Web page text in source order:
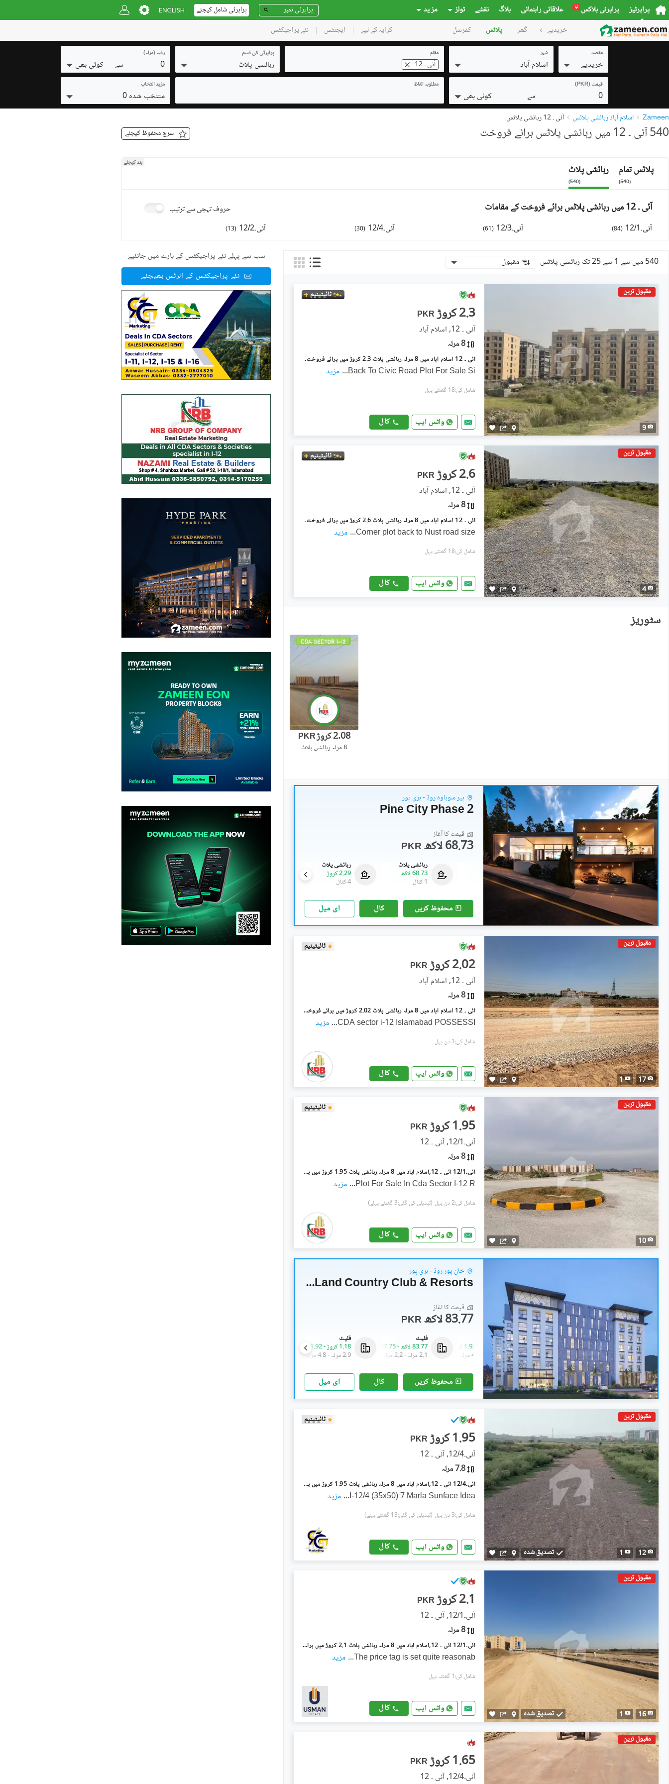
پراپرٹیز پراپرٹی بلاکس نیا علاقائی راہنمائی بلاگ نقشے ٹولز مز ید پراپرٹی شامل کیجئے
خریدیے گھر پلاٹس کمرشل کرایہ کے لیے ایجنٹس نئے پراجیکٹس
مقصد
خریدیے
شہر
اسلام آباد
مقام
آئی ۔ 12
پراپرٹی کی قسم
رہائشی پلاٹ
رقبہ (مرلہ)
0 سے کوئی بھی
قیمت (PKR)
0 سے کوئی بھی
مطلوبہ الفاظ مزید انتخاب
منتخب شدہ 0
Zameen اسلام آباد رہائشی پلاٹس آئی ۔ 12 رہائشی پلاٹس
540 آئی ۔ 12 میں رہائشی پلاٹس برائے فروخت سرچ محفوظ کیجئے
پلاٹس تمام
(
540
)
رہائشی پلاٹ
(
540
)
بند کیجئے
آئی ۔ 12 میں رہائشی پلاٹس برائے فروخت کے مقامات حروف تہجی سے ترتیب
آئی۔12/1 (
84
) آئی۔12/3 (
61
) آئی۔12/4 (
30
) آئی۔12/2 (
13
)
540 میں سے 1 سے 25 تک رہائشی پلاٹس مقبول
مقبول ترین
9
ٹائیٹینیم
PKR 2.3 کروڑ
آئی ۔ 12, اسلام آباد
8 مرلہ
آئی ۔ 12 اسلام آباد میں 8 مرلہ رہائشی پلاٹ 2.3 کروڑ میں برائے فروخت۔
Back To Civic Road Plot For Sale Si
... مزید
شامل کی:18 گھنٹے پہل
واٹس ایپ کال
مقبول ترین
4
ٹائیٹینیم
PKR 2.6 کروڑ
آئی ۔ 12, اسلام آباد
8 مرلہ
آئی ۔ 12 اسلام آباد میں 8 مرلہ رہائشی پلاٹ 2.6 کروڑ میں برائے فروخت۔
Corner plot back to Nust road size
... مزید
شامل کی:18 گھنٹے پہل
واٹس ایپ کال
سٹوریز
PKR 2.08 کروڑ
8 مرلہ رہائشی پلاٹ
پیر سوہاوہ روڈ - ہری پور
Pine City Phase 2
قیمت کا آغاز
PKR 68.73 لاکھ
رہائشی پلاٹ
68.73 لاکھ
1 کنال
رہائشی پلاٹ
رہائشی پلاٹ
2.29 کروڑ
4 کنال
رہائشی پلاٹ
68.73 لاکھ
1 کنال
رہائشی پلاٹ
1.26 کروڑ
2 کنال
محفوظ کریں کال ای میل
مقبول ترین
17
1
ٹائیٹینیم
PKR 2.02 کروڑ
آئی ۔ 12, اسلام آباد
8 مرلہ
آئی ۔ 12 اسلام آباد میں 8 مرلہ رہائشی پلاٹ 2.02 کروڑ میں برائے فروخت۔
CDA sector i-12 Islamabad POSSESSI
... مزید
شامل کی:1 دن پہل
واٹس ایپ کال
مقبول ترین
10
ٹائیٹینیم
PKR 1.95 کروڑ
آئی۔12/1, آئی ۔ 12
8 مرلہ
آئی۔12/1 آئی ۔ 12,اسلام آباد میں 8 مرلہ رہائشی پلاٹ 1.95 کروڑ میں برائے فروخت۔
Plot For Sale In Cda Sector I-12 R
... مزید
شامل کی:2 دن پہل (تبدیلی کی گئی:3 گھنٹے پہلے)
واٹس ایپ کال
خان پور روڈ - ہری پور
Tomorrow Land Country Club & Resorts
قیمت کا آغاز
PKR 83.77 لاکھ
فلیٹ
1.18 کروڑ
-1.92 کروڑ
2.9 مرلہ
-4.8 مرلہ
فلیٹ
83.77 لاکھ
-87.75 لاکھ
2.1 مرلہ
-2.2 مرلہ
فلیٹ
1.18 کروڑ
1.92 کروڑ
2.9 مرلہ
4.8 مرلہ
محفوظ کریں کال ای میل
مقبول ترین
12
1 تصدیق شدہ
ٹائیٹینیم
PKR 1.95 کروڑ
آئی۔12/4, آئی ۔ 12
7.8 مرلہ
آئی۔12/4 آئی ۔ 12,اسلام آباد میں 8 مرلہ رہائشی پلاٹ 1.95 کروڑ میں برائے فروخت۔
I-12/4 (35x50) 7 Marla Sunface Idea
... مزید
شامل کی:3 دن پہل (تبدیلی کی گئی:13 گھنٹے پہلے)
واٹس ایپ کال
مقبول ترین
16
1 تصدیق شدہ
PKR 2.1 کروڑ
آئی۔12/1, آئی ۔ 12
8 مرلہ
آئی۔12/1 آئی ۔ 12,اسلام آباد میں 8 مرلہ رہائشی پلاٹ 2.1 کروڑ میں برائے فروخت۔
The price tag is set quite reasonab
... مزید
شامل کی:1 گھنٹہ پہل
واٹس ایپ کال
مقبول ترین
PKR 1.65 کروڑ
آئی۔12/4, آئی ۔ 12
سب سے پہلے نئے پراجیکٹس کے بارے میں جانئیے
نئے پراجیکٹس کے الرٹس بھیجئے